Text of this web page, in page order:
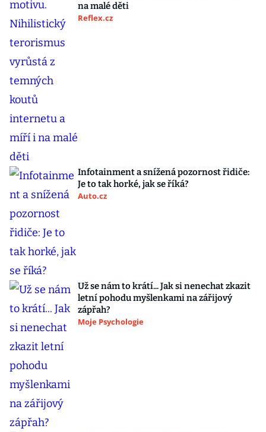
na malé děti
Reflex.cz
Infotainment a snížená pozornost řidiče:
Je to tak horké, jak se říká?
Auto.cz
Už se nám to krátí... Jak si nenechat zkazit
letní pohodu myšlenkami na zářijový
zápřah?
Moje Psychologie